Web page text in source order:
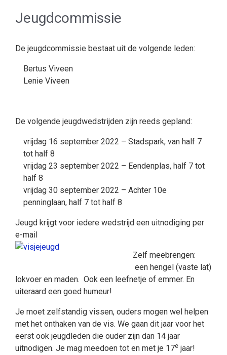
Jeugdcommissie
De jeugdcommissie bestaat uit de volgende leden:
Bertus Viveen
Lenie Viveen
De volgende jeugdwedstrijden zijn reeds gepland:
vrijdag 16 september 2022 – Stadspark, van half 7
tot half 8
vrijdag 23 september 2022 – Eendenplas, half 7 tot
half 8
vrijdag 30 september 2022 – Achter 10e
penninglaan, half 7 tot half 8
Jeugd krijgt voor iedere wedstrijd een uitnodiging per
e-mail
Zelf meebrengen:
een hengel (vaste lat)
lokvoer en maden. Ook een leefnetje of emmer. En
uiteraard een goed humeur!
Je moet zelfstandig vissen, ouders mogen wel helpen
met het onthaken van de vis. We gaan dit jaar voor het
eerst ook jeugdleden die ouder zijn dan 14 jaar
uitnodigen. Je mag meedoen tot en met je 17e jaar!